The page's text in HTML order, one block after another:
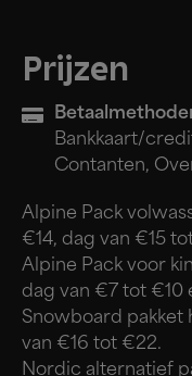
Prijzen
Bankkaart/
Contanten,
Alpine Pack
€14, dag van €15
Alpine Pack voor
dag van €7 tot €10
Snowboard pakket
van €16 tot €22.
Nordic alternatief